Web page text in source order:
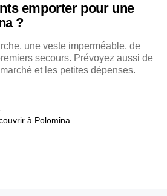
emporter pour une
?
une veste imperméable, de
secours. Prévoyez aussi de
et les petites dépenses.
à Polomina